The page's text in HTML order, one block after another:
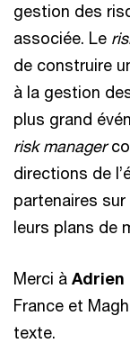
gestion des
associée. Le
de construire
à la gestion
plus grand
risk manager
directions de
partenaires
leurs plans de
Merci à Adrien
France et
texte.